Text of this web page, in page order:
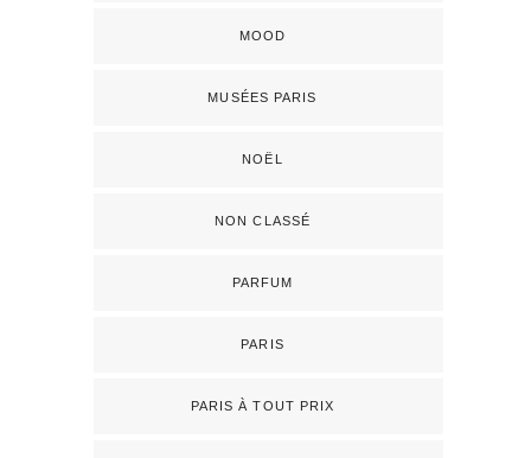
MOOD
MUSÉES PARIS
NOËL
NON CLASSÉ
PARFUM
PARIS
PARIS À TOUT PRIX